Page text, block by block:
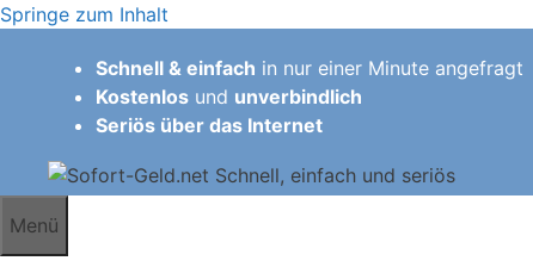
Springe zum Inhalt
Schnell & einfach in nur einer Minute angefragt
Kostenlos und unverbindlich
Seriös über das Internet
Menü